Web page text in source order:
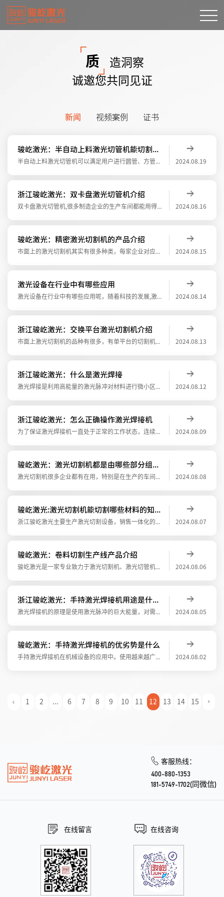
质
造洞察
诚邀您共同见证
新闻 视频案例 证书
骏屹激光：半自动上料激光切管机能切割哪些工艺
半自动上料激光切管机可以满足用户进行圆管、方管切割以及异形加工。实现了管材自动化上、下料。 能在主管上切割多个不同方向、不同直径的圆柱相贯线孔，满足支管轴线与主管轴线偏心和非偏心的垂直相交的条件。半自动上料激光切管机能切割哪些工艺1 2024.08.19
浙江骏屹激光：双卡盘激光切管机介绍
双卡盘激光切管机,很多制造企业的生产车间都能用得到，这个产品不管这个切割金属材料，还可以切管材之类的，算是一体两用的东西。骏屹激光的小编给大家介绍下这款产品双卡盘激光切管机的功率分为1500-3000W，对应的功率大小，所产生的效果 2024.08.16
骏屹激光：精密激光切割机的产品介绍
市面上的激光切割机其实有很多种类，每家企业对应使用的激光机都是不同的，也是根据自己的需求来采购适合自己的激光切割机，今天骏屹激光的小编，给大家介绍一款，精密激光切割机。精密激光切割机的功率一般分1500-3000W，智能总控&nbs 2024.08.15
激光设备在行业中有哪些应用
激光设备在行业中有哪些应用呢，随着科技的发展,激光设备广泛应用于汽车、电子、医疗器械乃至航空航天这样的高科技、精密、尖端领域。1.传统的机械加工方式将钻头等机械直接作用于材料，容易使材料变形，而且会在加工处形成毛边，还需要进行一番处 2024.08.14
浙江骏屹激光：交换平台激光切割机介绍
市面上激光切割机的品种有很多，有单平台的切割机，交换平台的切割机，大幅面的激光切割机，精密激光切割机，不是所有的激光切割机企业都用得到了，大部分企业都会采购其中的1-2台，用于自己企业的生产，提高员工的工作效率。今天浙江骏屹激光的小 2024.08.13
浙江骏屹激光：什么是激光焊接
激光焊接是利用高能量的激光脉冲对材料进行微小区域内的局部加热，激光辐射的能量通过雨专导向 材料的内部扩散，将材料熔化后形囱寺定熔池。它是一种新型的焊接方式，主要针对薄壁材料、精空零件 的焊接，可实现点焊、对接焊、叠焊、密封焊等什么是 2024.08.12
浙江骏屹激光：怎么正确操作激光焊接机
为了保证激光焊接机一直处于正常的工作状态，连续工作二周后或停止使用一段时间时，在开机前首先应对YAG棒、介质膜片及镜头保护玻璃等光路中的组件进行检查，确定各光学组件没有灰尘污染、霉变等异常现象，如有上述现象应及时进行处理，保证各光学 2024.08.09
骏屹激光：激光切割机都是由哪些部分组成的
激光切割机很多企业都有在用，特别是在生产的车间里，很多企业都需要用激光切割机来切割加工自己的产品，但是很多人都会好奇一个问题，就是激光切割机都是由哪些部分组成的？1.机床主机部分激光切割机机床部分，实现X、Y、Z轴的运动的机械部分， 2024.08.08
骏屹激光:激光切割机能切割哪些材料的知识普及
浙江骏屹激光主要生产激光切割设备，销售一体化的公司，生产的激光切割设备都是主要切割金属材料为主。激光切割机的功率有3000-12000W不等，主要就是切割铝，铜，不锈钢等金属材料。以碳素钢为例，骏屹激光小主给大家普及一下，激光切割机 2024.08.07
骏屹激光：卷料切割生产线产品介绍
骏屹激光是一家专业致力于激光切割机、激光切管机、激光管板一体机的研发、生产及销售。光纤激光切割机,金属激光切割机,激光焊接机、激光装备生产及销售为一体的制造企业！为工业智造提供先进的激光应用解决方案。今天骏屹激光的小编给你们介绍一下 2024.08.06
浙江骏屹激光：手持激光焊接机用途是什么，能做什么
激光焊接机的原理是使用激光脉冲的巨大能量，对需要加工的材料进行小范围内的加热，最终将其融化后形成特定的熔池，可实现点焊、对接焊、叠焊、密封焊等，以其独特的优点开辟了激光焊接的全新应用领域，为薄壁材料、微小型零件提供精密焊接。浙江骏屹 2024.08.05
骏屹激光：手持激光焊接机的优劣势是什么
手持激光焊接机在机械设备的应用中。使用越来越广泛，手持激光焊接机是一款高新科的设备，以新一代手持式焊抢激光头代替了之前的固定光路，使用起来灵活快捷。手持激光焊接机的优劣势是什么？ 优点: 2024.08.02
‹ 1 2 ... 6 7 8 9 10 11 12 13 14 15 ›
客服热线：
400-880-1353
181-5749-1702(同微信)
在线留言 在线咨询